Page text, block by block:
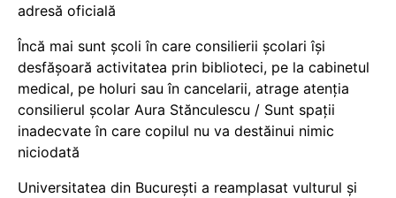
adresă oficială
Încă mai sunt școli în care consilierii școlari își
desfășoară activitatea prin biblioteci, pe la cabinetul
medical, pe holuri sau în cancelarii, atrage atenția
consilierul școlar Aura Stănculescu / Sunt spații
inadecvate în care copilul nu va destăinui nimic
niciodată
Universitatea din București a reamplasat vulturul și